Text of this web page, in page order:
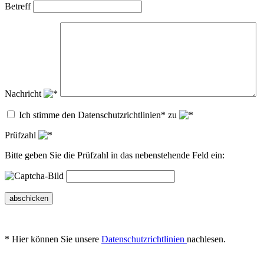
Betreff
Nachricht
Ich stimme den Datenschutzrichtlinien* zu
Prüfzahl
Bitte geben Sie die Prüfzahl in das nebenstehende Feld ein:
abschicken
* Hier können Sie unsere Datenschutzrichtlinien nachlesen.